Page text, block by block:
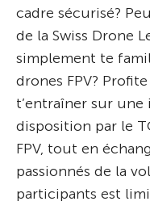
cadre sécurisé?
de la Swiss Drone
simplement te
drones FPV?
t’entraîner sur
disposition par le
FPV, tout en
passionnés de la
participants est